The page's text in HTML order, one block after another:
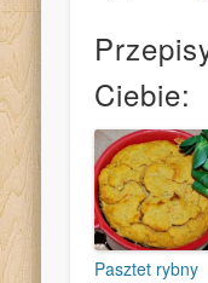
Ciebie:
Pasztet rybny